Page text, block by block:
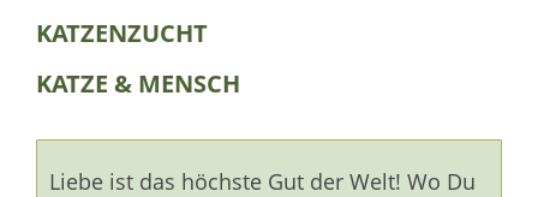
KATZENZUCHT
KATZE & MENSCH
Liebe ist das höchste Gut der Welt! Wo Du